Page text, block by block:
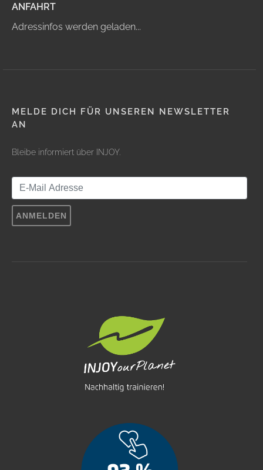
ANFAHRT
Adressinfos werden geladen...
MELDE DICH FÜR UNSEREN NEWSLETTER
AN
Bleibe informiert über INJOY.
ANMELDEN